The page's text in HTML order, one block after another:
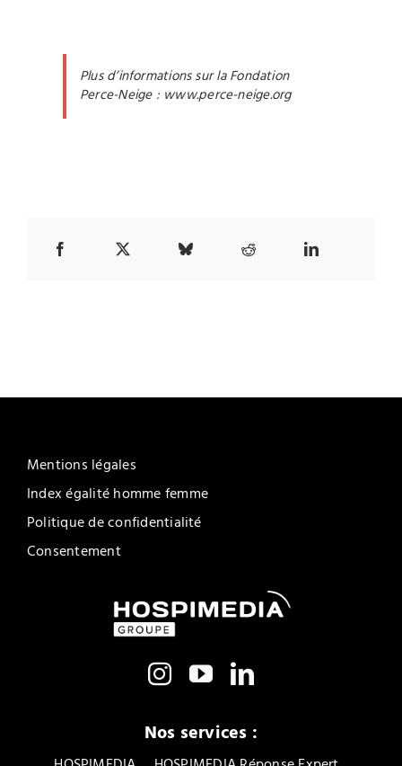
Plus d’informations sur la Fondation
Perce-Neige: www.perce-neige.org
Mentions légales
Index égalité homme femme
Politique de confidentialité
Consentement
Nos services :